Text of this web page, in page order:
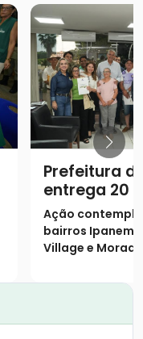
Prefeitura
entrega 20
famílias
Ação
bairros Ipanema
Village e